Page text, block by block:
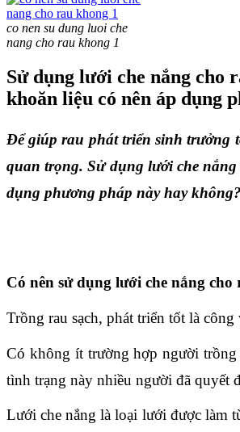
co nen su dung luoi che
nang cho rau khong 1
Sử dụng lưới che nắng cho
khoăn liệu có nên áp dụng
Để giúp rau phát triển sinh trưởng
quan trọng. Sử dụng lưới che
dụng phương pháp này hay không?
Có nên sử dụng lưới che nắng
Trồng rau sạch, phát triển tốt là
Có không ít trường hợp người trồng
tình trạng này nhiều người đã quyết
Lưới che nắng là loại lưới được làm